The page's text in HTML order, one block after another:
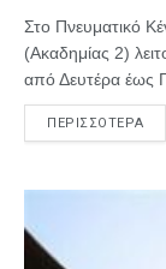
Στο Πνευματικό
(Ακαδημίας 2)
από Δευτέρα έως
ΠΕΡΙΣΣΟΤΕΡΑ